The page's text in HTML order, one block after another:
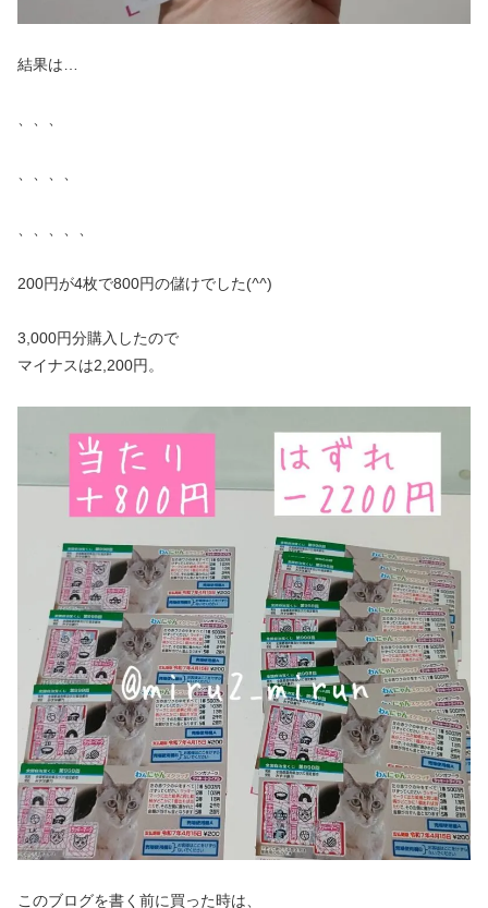
結果は…
、、、、
200円が4枚で800円の儲けでした(^^)
3,000円分購入したので
マイナスは2,200円。
このブログを書く前に買った時は、